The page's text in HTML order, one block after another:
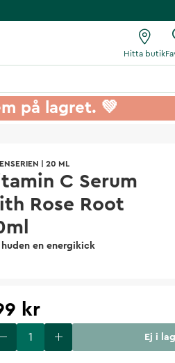
Hitta butik
på lagret. 💚
20 ML
C Serum
Rose Root
huden en energikick
kr
Ej i